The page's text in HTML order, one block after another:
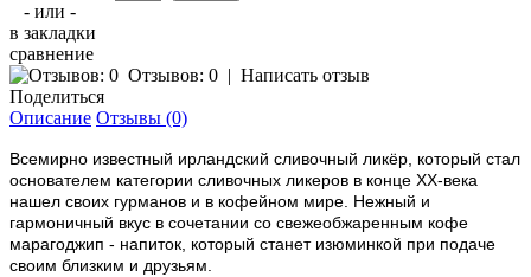
- или -
в закладки
сравнение
Отзывов: 0 | Написать отзыв
Поделиться
Описание Отзывы (0)
Всемирно известный ирландский сливочный ликёр, который стал
основателем категории сливочных ликеров в конце XX-века
нашел своих гурманов и в кофейном мире. Нежный и
гармоничный вкус в сочетании со свежеобжаренным кофе
марагоджип - напиток, который станет изюминкой при подаче
своим близким и друзьям.